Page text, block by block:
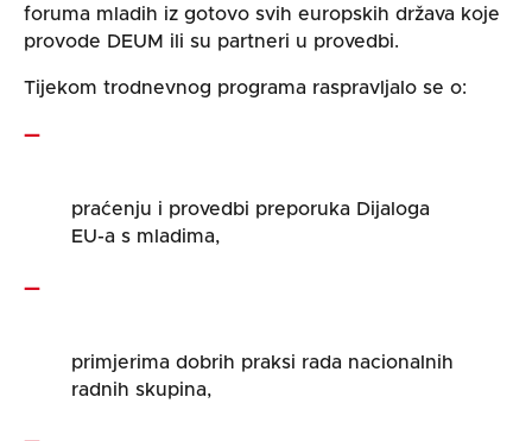
foruma mladih iz gotovo svih europskih država koje
provode DEUM ili su partneri u provedbi.
Tijekom trodnevnog programa raspravljalo se o:
praćenju i provedbi preporuka Dijaloga
EU-a s mladima,
primjerima dobrih praksi rada nacionalnih
radnih skupina,